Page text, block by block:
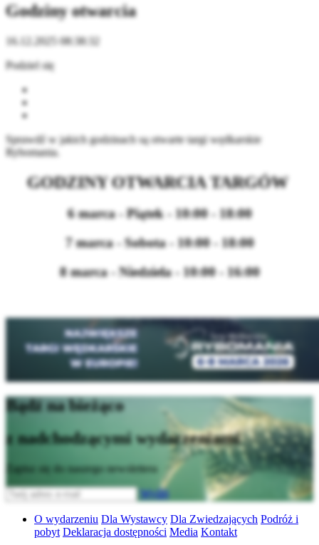
Godziny otwarcia
16.12.2025 08:38:32
Podziel się
Sprawdź w jakich godzinach są otwarte targi wędkarskie
Rybomania.
GODZINY OTWARCIA TARGÓW
6 marca - Piątek - 10:00 - 18:00
7 marca - Sobota - 10:00 - 18:00
8 marca - Niedziela - 10:00 - 16:00
Bądź na bieżąco
z nadchodzącymi wydarzeniami
Zapisz się do naszego newslettera
Wyślij
O wydarzeniu Dla Wystawcy Dla Zwiedzających Podróż i
pobyt Deklaracja dostępności Media Kontakt